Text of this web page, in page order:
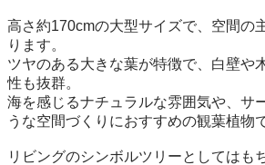
高さ約170cmの大型サイズで、空間の
ります。
ツヤのある大きな葉が特徴で、白壁や
性も抜群。
海を感じるナチュラルな雰囲気や、サ
うな空間づくりにおすすめの観葉植物
リビングのシンボルツリーとしてはも